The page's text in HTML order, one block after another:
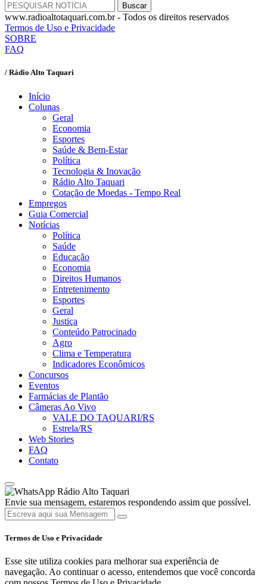
www.radioaltotaquari.com.br - Todos os direitos reservados
Termos de Uso e Privacidade
SOBRE
FAQ
/ Rádio Alto Taquari
Início
Colunas
Geral
Economia
Esportes
Saúde & Bem-Estar
Política
Tecnologia & Inovação
Rádio Alto Taquari
Cotação de Moedas - Tempo Real
Empregos
Guia Comercial
Notícias
Política
Saúde
Educação
Economia
Direitos Humanos
Entretenimento
Esportes
Geral
Justiça
Conteúdo Patrocinado
Agro
Clima e Temperatura
Indicadores Econômicos
Concursos
Eventos
Farmácias de Plantão
Câmeras Ao Vivo
VALE DO TAQUARI/RS
Estrela/RS
Web Stories
FAQ
Contato
Rádio Alto Taquari
Envie sua mensagem, estaremos respondendo assim que possível.
Termos de Uso e Privacidade
Esse site utiliza cookies para melhorar sua experiência de
navegação. Ao continuar o acesso, entendemos que você concorda